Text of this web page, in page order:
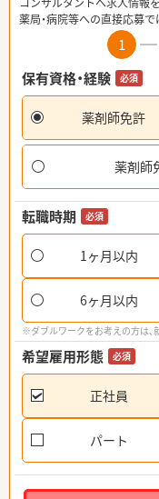
薬局・病院等への直接応募
1
保有資格・経験
必須
薬剤師免許
薬剤師
転職時期 必須
1ヶ月以内
6ヶ月以内
※ダブルワークをお考えの方は
希望雇用形態 必須
正社員
パート